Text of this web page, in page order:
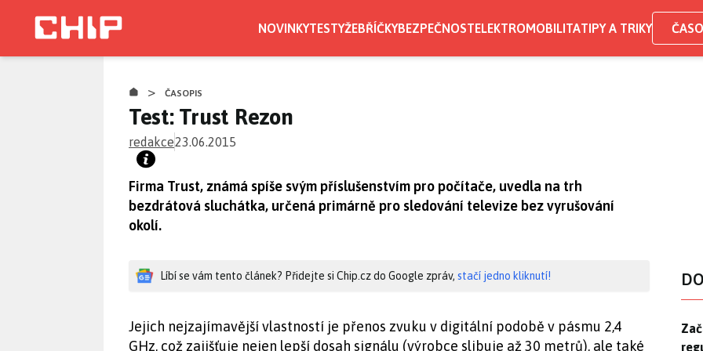
NOVINKYTESTYŽEBŘÍČKYBEZPEČNOSTELEKTROMOBILITATIPY A TRIKY
> ČASOPIS
Test: Trust Rezon
redakce23.06.2015
Firma Trust, známá spíše svým příslušenstvím pro počítače, uvedla na trh
bezdrátová sluchátka, určená primárně pro sledování televize bez vyrušování
okolí.
Líbí se vám tento článek? Přidejte si Chip.cz do Google zpráv, stačí jedno kliknutí!
Jejich nejzajímavější vlastností je přenos zvuku v digitální podobě v pásmu 2,4
GHz, což zajišťuje nejen lepší dosah signálu (výrobce slibuje až 30 metrů), ale také